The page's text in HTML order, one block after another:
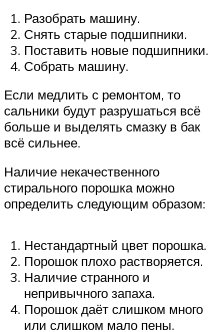
Разобрать машину.
Снять старые подшипники.
Поставить новые подшипники.
Собрать машину.
Если медлить с ремонтом, то
сальники будут разрушаться всё
больше и выделять смазку в бак
всё сильнее.
Наличие некачественного
стирального порошка можно
определить следующим образом:
Нестандартный цвет порошка.
Порошок плохо растворяется.
Наличие странного и
непривычного запаха.
Порошок даёт слишком много
или слишком мало пены.